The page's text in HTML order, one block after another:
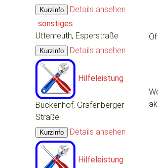
Details ansehen
sonstiges
Uttenreuth, Esperstraße
Details ansehen
Hilfeleistung
Buckenhof, Gräfenberger
Straße
Details ansehen
Hilfeleistung